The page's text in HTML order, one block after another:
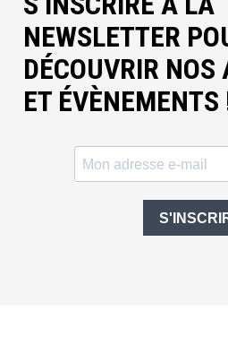
NEWSLETTER
DÉCOUVRIR
ET ÉVÈNEMENTS